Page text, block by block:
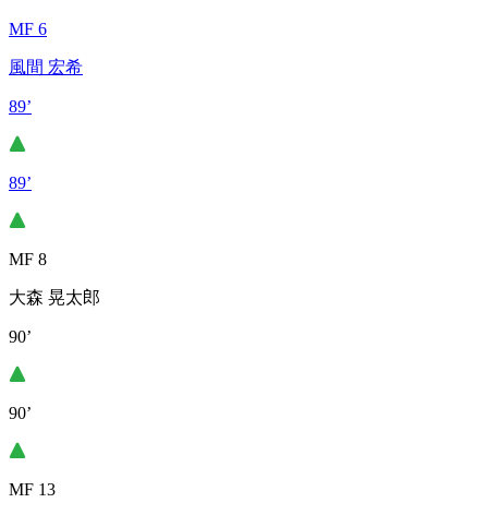
MF 6
風間 宏希
89’
89’
MF 8
大森 晃太郎
90’
90’
MF 13